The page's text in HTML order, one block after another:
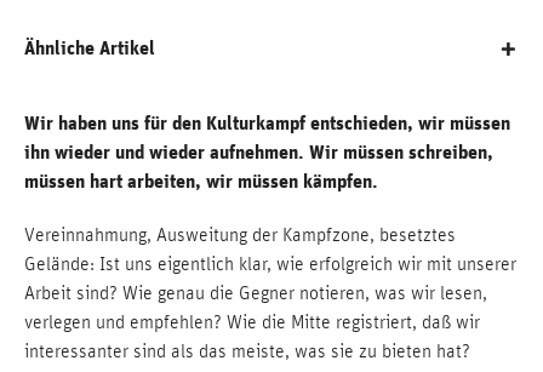
Ähnliche Artikel
Wir haben uns für den Kulturkampf entschieden, wir müssen
ihn wieder und wieder aufnehmen. Wir müssen schreiben,
müssen hart arbeiten, wir müssen kämpfen.
Vereinnahmung, Ausweitung der Kampfzone, besetztes
Gelände: Ist uns eigentlich klar, wie erfolgreich wir mit unserer
Arbeit sind? Wie genau die Gegner notieren, was wir lesen,
verlegen und empfehlen? Wie die Mitte registriert, daß wir
interessanter sind als das meiste, was sie zu bieten hat?